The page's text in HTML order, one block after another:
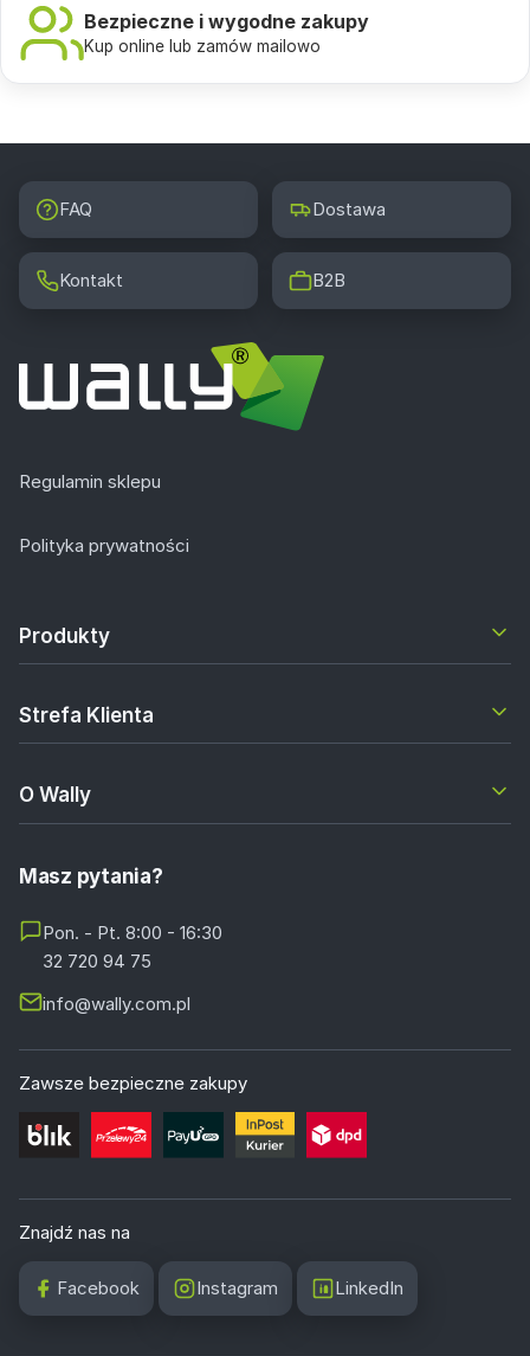
Bezpieczne i wygodne zakupy
Kup online lub zamów mailowo
FAQ Dostawa
Kontakt B2B
Regulamin sklepu
Polityka prywatności
Produkty
Strefa Klienta
O Wally
Masz pytania?
Pon. - Pt. 8:00 - 16:30
32 720 94 75
info@wally.com.pl
Zawsze bezpieczne zakupy
Znajdź nas na
Facebook Instagram LinkedIn